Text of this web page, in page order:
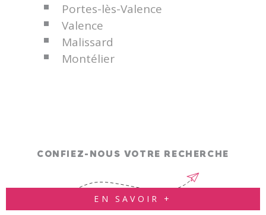
Portes-lès-Valence
Valence
Malissard
Montélier
CONFIEZ-NOUS VOTRE RECHERCHE
EN SAVOIR +